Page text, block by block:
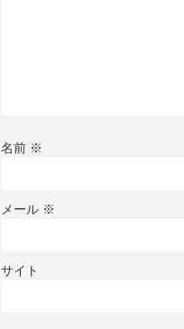
名前 ※
メール ※
サイト